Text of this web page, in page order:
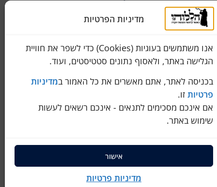
מדיניות הפרטיות
אנו משתמשים בעוגיות (Cookies) כדי לשפר את חוויית
הגלישה באתר, ולאסוף נתונים סטטיסטים, ועוד.
בכניסה לאתר, אתם מאשרים את כל האמור במדיניות
פרטיותזו.
אם אינכם מסכימים לתנאים - אינכם רשאים לעשות
שימוש באתר.
אישור
מדיניות פרטיות
איך לבדוק שהטלית שרכשתם באמת 100% צמר
050-774-8845
pini.mixum@gmail.com